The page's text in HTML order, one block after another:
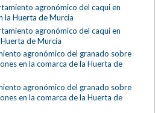
agronómico del caqui en
la Huerta de Murcia
agronómico del caqui en
de Murcia
agronómico del granado sobre
en la comarca de la Huerta de
agronómico del granado sobre
en la comarca de la Huerta de